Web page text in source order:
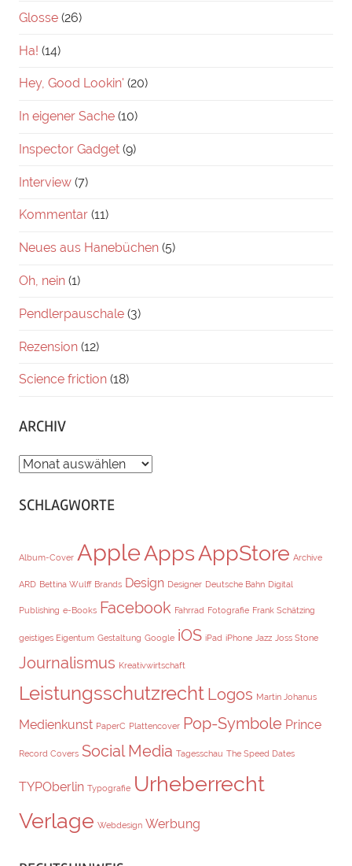
Glosse (26)
Ha! (14)
Hey, Good Lookin' (20)
In eigener Sache (10)
Inspector Gadget (9)
Interview (7)
Kommentar (11)
Neues aus Hanebüchen (5)
Oh, nein (1)
Pendlerpauschale (3)
Rezension (12)
Science friction (18)
ARCHIV
ARCHIV
SCHLAGWORTE
Album-Cover AppleAppsAppStore Archive
ARD Bettina Wulff Brands Design Designer Deutsche Bahn Digital
Publishing e-Books Facebook Fahrrad Fotografie Frank Schätzing
geistiges Eigentum Gestaltung Google iOS iPad iPhone Jazz Joss Stone
Journalismus Kreativwirtschaft
Leistungsschutzrecht Logos Martin Johanus
Medienkunst PaperC Plattencover Pop-Symbole Prince
Record Covers Social Media Tagesschau The Speed Dates
TYPOberlin Typografie Urheberrecht
Verlage Webdesign Werbung